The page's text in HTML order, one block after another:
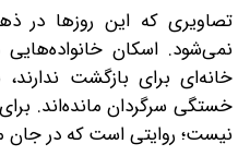
تصاویری که این روزها در
نمی‌شود‌. اسکان
خانه‌ای برای بازگشت
خستگی سرگردان مانده‌اند.
نیست؛ روایتی است که در جان